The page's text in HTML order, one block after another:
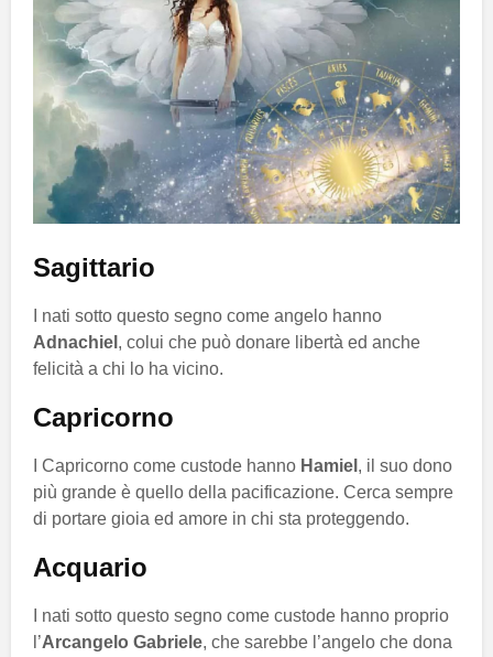
Sagittario
I nati sotto questo segno come angelo hanno
Adnachiel , colui che può donare libertà ed anche
felicità a chi lo ha vicino.
Capricorno
I Capricorno come custode hanno Hamiel , il suo dono
più grande è quello della pacificazione. Cerca sempre
di portare gioia ed amore in chi sta proteggendo.
Acquario
I nati sotto questo segno come custode hanno proprio
l’Arcangelo Gabriele, che sarebbe l’angelo che dona